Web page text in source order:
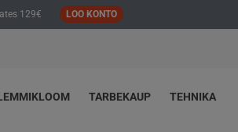
129€ LOO KONTO
TARBEKAUP TEHNIKA